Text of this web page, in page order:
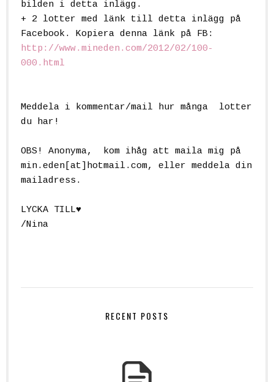
bilden i detta inlägg.
+ 2 lotter med länk till detta inlägg på
Facebook. Kopiera denna länk på FB:
http://www.mineden.com/2012/02/100-
000.html
Meddela i kommentar/mail hur många lotter
du har!
OBS! Anonyma, kom ihåg att maila mig på
min.eden[at]hotmail.com, eller meddela din
mailadress.
LYCKA TILL♥
/Nina
RECENT POSTS